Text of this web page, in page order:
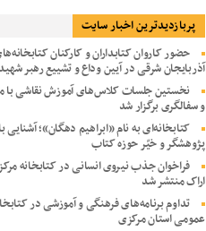
پربازديدترين اخبار سایت
حضور کاروان کتابداران و کارکنان
آذربایجان شرقی در آیین وداع و تشییع رهبر
نخستین جلسات کلاس‌های آموزش نقاشی با
و سفالگری برگزار شد
کتابخانه‌ای به نام «ابراهیم دهگان»؛ آشنایی
پژوهشگر و خیّر حوزه کتاب
فراخوان جذب نیروی انسانی در کتابخانه
اراک منتشر شد
تداوم برنامه‌های فرهنگی و آموزشی در
عمومی استان مرکزی